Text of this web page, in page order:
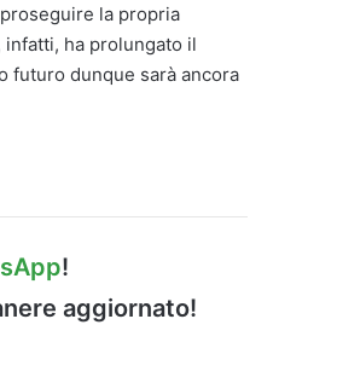
la propria
ha prolungato il
futuro dunque sarà ancora
!
aggiornato!